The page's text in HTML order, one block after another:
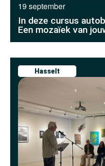
19 september
In deze cursus
Een mozaïek van
Hasselt